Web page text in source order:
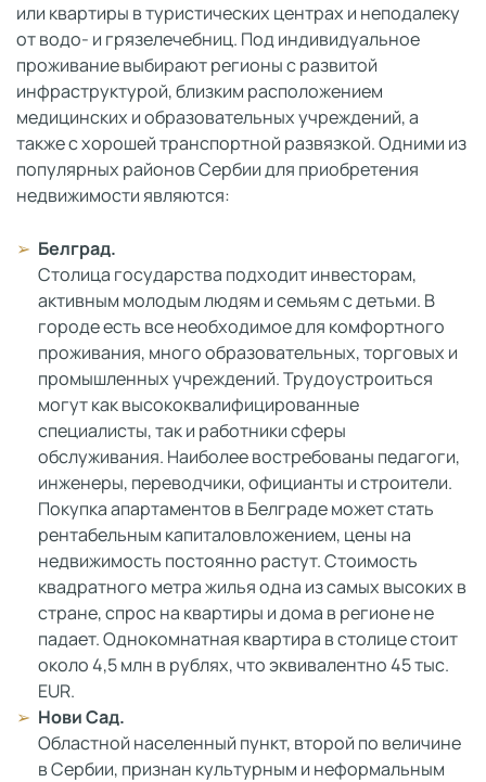
или квартиры в туристических центрах и неподалеку
от водо- и грязелечебниц. Под индивидуальное
проживание выбирают регионы с развитой
инфраструктурой, близким расположением
медицинских и образовательных учреждений, а
также с хорошей транспортной развязкой. Одними из
популярных районов Сербии для приобретения
недвижимости являются:
Белград.
Столица государства подходит инвесторам,
активным молодым людям и семьям с детьми. В
городе есть все необходимое для комфортного
проживания, много образовательных, торговых и
промышленных учреждений. Трудоустроиться
могут как высококвалифицированные
специалисты, так и работники сферы
обслуживания. Наиболее востребованы педагоги,
инженеры, переводчики, официанты и строители.
Покупка апартаментов в Белграде может стать
рентабельным капиталовложением, цены на
недвижимость постоянно растут. Стоимость
квадратного метра жилья одна из самых высоких в
стране, спрос на квартиры и дома в регионе не
падает. Однокомнатная квартира в столице стоит
около 4,5 млн в рублях, что эквивалентно 45 тыс.
EUR.
Нови Сад.
Областной населенный пункт, второй по величине
в Сербии, признан культурным и неформальным